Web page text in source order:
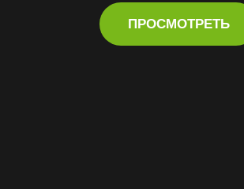
ПРОСМОТРЕТЬ